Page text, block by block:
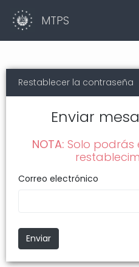
MTPS
Restablecer la contraseña
Enviar
NOTA: Solo podrás
Correo electrónico
Enviar